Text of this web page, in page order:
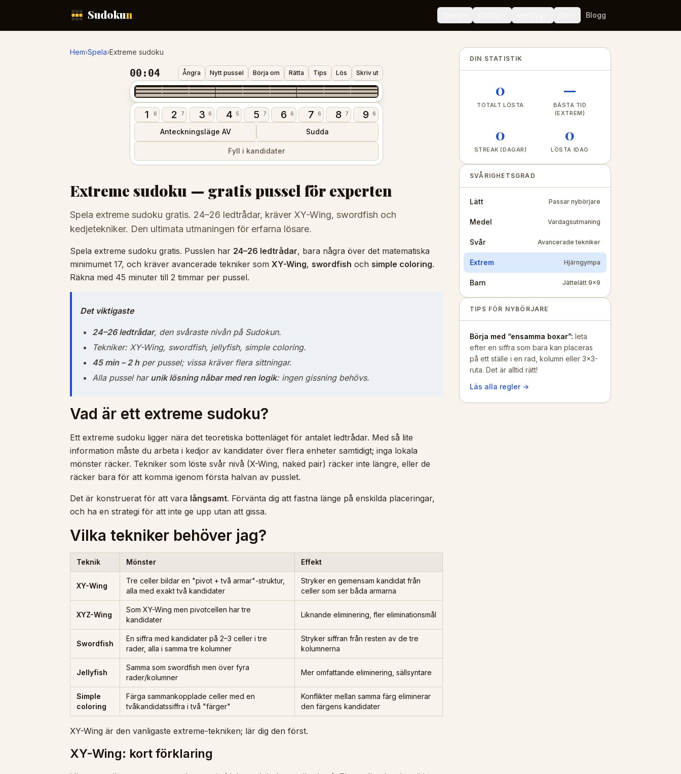
Sudokun Blogg
Hem›Spela›Extreme sudoku
Speltid
00:04 Ångra Nytt pussel Börja om Rätta Tips Lös Skriv ut
1 9 7
5 8 6 4
9 3
4 2 7 3 9
1
5 6 2
8 4 7
6 1 3 4
1 6 2 7 3 6 4 5 5 7 6 6 7 6 8 7 9 6
Anteckningsläge AV Sudda
Fyll i kandidater
Extreme sudoku — gratis pussel för experten
Spela extreme sudoku gratis. 24–26 ledtrådar, kräver XY-Wing, swordfish och
kedjetekniker. Den ultimata utmaningen för erfarna lösare.
Spela extreme sudoku gratis. Pusslen har 24–26 ledtrådar, bara några över det matematiska
minimumet 17, och kräver avancerade tekniker som XY-Wing, swordfish och simple coloring.
Räkna med 45 minuter till 2 timmar per pussel.
Det viktigaste
24–26 ledtrådar, den svåraste nivån på Sudokun.
Tekniker: XY-Wing, swordfish, jellyfish, simple coloring.
45 min – 2 hper pussel; vissa kräver flera sittningar.
Alla pussel har unik lösning nåbar med ren logik: ingen gissning behövs.
Vad är ett extreme sudoku?
Ett extreme sudoku ligger nära det teoretiska bottenläget för antalet ledtrådar. Med så lite
information måste du arbeta i kedjor av kandidater över flera enheter samtidigt; inga lokala
mönster räcker. Tekniker som löste svår nivå (X-Wing, naked pair) räcker inte längre, eller de
räcker bara för att komma igenom första halvan av pusslet.
Det är konstruerat för att vara långsamt. Förvänta dig att fastna länge på enskilda placeringar,
och ha en strategi för att inte ge upp utan att gissa.
Vilka tekniker behöver jag?
Teknik Mönster Effekt
XY-Wing
Tre celler bildar en "pivot + två armar"-struktur,
alla med exakt två kandidater
Stryker en gemensam kandidat från
celler som ser båda armarna
XYZ-Wing
Som XY-Wing men pivotcellen har tre
kandidater
Liknande eliminering, fler eliminationsmål
Swordfish
En siffra med kandidater på 2–3 celler i tre
rader, alla i samma tre kolumner
Stryker siffran från resten av de tre
kolumnerna
Jellyfish
Samma som swordfish men över fyra
rader/kolumner
Mer omfattande eliminering, sällsyntare
Simple
coloring
Färga sammankopplade celler med en
tvåkandidatssiffra i två "färger"
Konflikter mellan samma färg eliminerar
den färgens kandidater
XY-Wing är den vanligaste extreme-tekniken; lär dig den först.
XY-Wing: kort förklaring
DIN STATISTIK
0
TOTALT LÖSTA
—
BÄSTA TID
(EXTREM)
0
STREAK (DAGAR)
0
LÖSTA IDAG
SVÅRIGHETSGRAD
Lätt Passar nybörjare
Medel Vardagsutmaning
Svår Avancerade tekniker
Extrem Hjärngympa
Barn Jättelätt 9×9
TIPS FÖR NYBÖRJARE
Börja med “ensamma boxar”: leta
efter en siffra som bara kan placeras
på ett ställe i en rad, kolumn eller 3×3-
ruta. Det är alltid rätt!
Läs alla regler →